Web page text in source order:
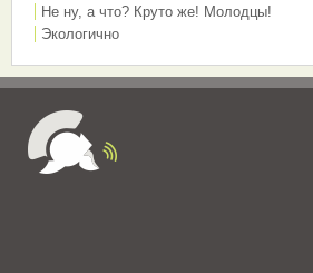
Не ну, а что? Круто же! Молодцы!
Экологично